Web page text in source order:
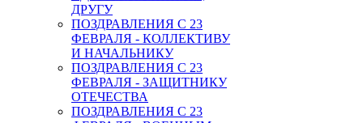
ДРУГУ
ПОЗДРАВЛЕНИЯ С 23
ФЕВРАЛЯ - КОЛЛЕКТИВУ
И НАЧАЛЬНИКУ
ПОЗДРАВЛЕНИЯ С 23
ФЕВРАЛЯ - ЗАЩИТНИКУ
ОТЕЧЕСТВА
ПОЗДРАВЛЕНИЯ С 23